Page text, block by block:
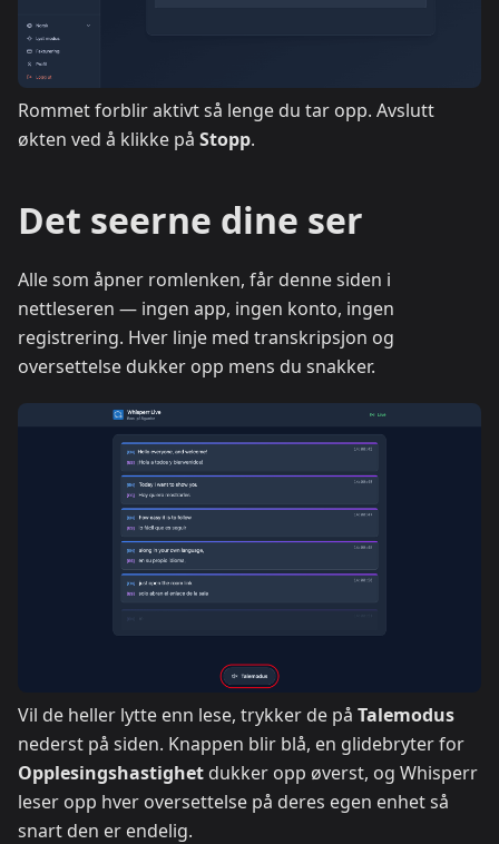
Rommet forblir aktivt så lenge du tar opp. Avslutt
økten ved å klikke på Stopp.
Det seerne dine ser
Alle som åpner romlenken, får denne siden i
nettleseren — ingen app, ingen konto, ingen
registrering. Hver linje med transkripsjon og
oversettelse dukker opp mens du snakker.
Vil de heller lytte enn lese, trykker de på Talemodus
nederst på siden. Knappen blir blå, en glidebryter for
Opplesingshastighet dukker opp øverst, og Whisperr
leser opp hver oversettelse på deres egen enhet så
snart den er endelig.